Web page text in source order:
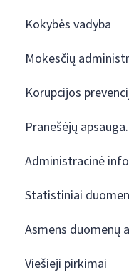
Kokybės vadyba
Mokesčių
Korupcijos
Pranešėjų
Administracinė
Statistiniai
Asmens duomenų
Viešieji pirkimai